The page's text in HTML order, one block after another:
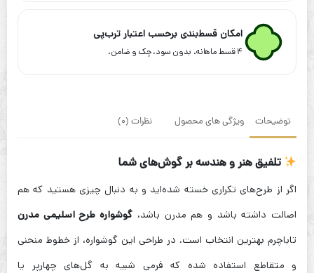
امکان قسط‌بندی برحسب اعتبار ترب‌پی
۴ قسط ماهانه. بدون سود، چک و ضامن.
توضیحات ویژگی های محصول نظرات (0)
تلفیق هنر و هندسه بر گوش‌های شما
اگر از طرح‌های تکراری خسته شده‌اید و به دنبال چیزی هستید که هم
اصالت داشته باشد و هم مدرن باشد، گوشواره طرح اسلیمی مدرن
تاباچرم بهترین انتخاب است. در طراحی این گوشواره، از خطوط منحنی
و متقاطع استفاده شده که فرمی شبیه به گل‌های چهارپر یا